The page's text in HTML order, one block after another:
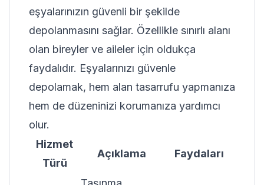
eşyalarınızın güvenli bir şekilde
depolanmasını sağlar. Özellikle sınırlı alanı
olan bireyler ve aileler için oldukça
faydalıdır. Eşyalarınızı güvenle
depolamak, hem alan tasarrufu yapmanıza
hem de düzeninizi korumanıza yardımcı
olur.
Hizmet
Türü
Açıklama Faydaları